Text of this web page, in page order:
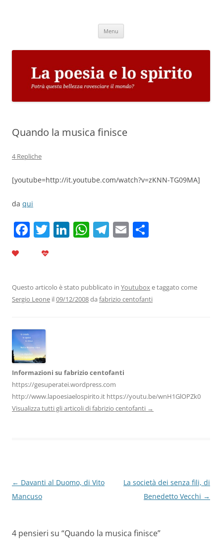
Menu
Quando la musica finisce
4 Repliche
[youtube=http://it.youtube.com/watch?v=zKNN-TG09MA]
da qui
F
b
o
o
k
T Li
dI
n
W
A
p
T
a
m
E
vi
di
Questo articolo è stato pubblicato in Youtuboxe taggato come
Sergio Leone il09/12/2008da fabrizio centofanti
Informazioni su fabrizio centofanti
https://gesuperatei.wordpress.com
http://www.lapoesiaelospirito.it https://youtu.be/wnH1GlOPZk0
Visualizza tutti gli articoli di fabrizio centofanti →
Navigazione
articolo
← Davanti al Duomo, di Vito
Mancuso
La società dei senza fili, di
Benedetto Vecchi →
4 pensieri su “Quando la musica finisce”